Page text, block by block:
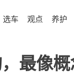
选车 观点 养护
最像